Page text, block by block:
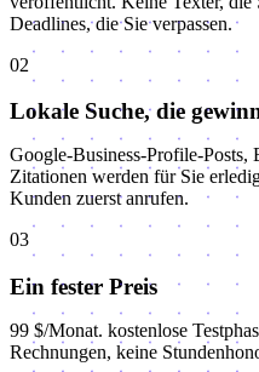
Deadlines, die Sie verpassen.
02
Lokale Suche, die
Google-Business-Profile-Posts,
Zitationen werden für Sie
Kunden zuerst anrufen.
03
Ein fester Preis
99 $/Monat. kostenlose
Rechnungen, keine